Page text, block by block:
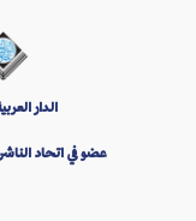
الدار العربية للعلوم
عضو في اتحاد